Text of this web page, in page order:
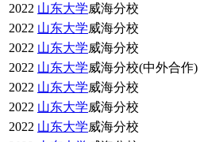
2022 山东大学威海分校
2022 山东大学威海分校
2022 山东大学威海分校
2022 山东大学威海分校(中外合作)
2022 山东大学威海分校
2022 山东大学威海分校
2022 山东大学威海分校